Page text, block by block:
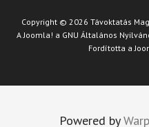
Copyright © 2026 Távoktatás
A Joomla! a GNU Általános
Fordította a
Powered by